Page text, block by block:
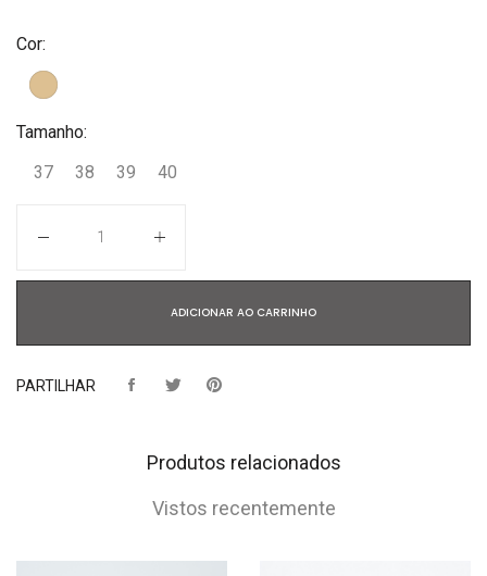
Cor:
Tamanho:
37
38 39 40
ADICIONAR AO CARRINHO
PARTILHAR
Produtos relacionados
Vistos recentemente